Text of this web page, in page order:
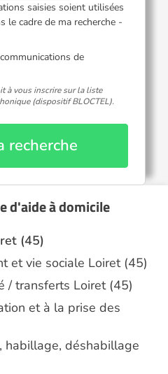
saisies soient utilisées
le cadre de ma recherche -
de
à vous inscrire sur la liste
(dispositif BLOCTEL).
recherche
d'aide à domicile
(45)
et vie sociale Loiret (45)
/ transferts Loiret (45)
et à la prise des
habillage, déshabillage